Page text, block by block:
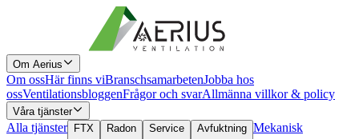
Om Aerius
Om ossHär finns viBranschsamarbetenJobba hos
ossVentilationsbloggenFrågor och svarAllmänna villkor & policy
Våra tjänster
Alla tjänster FTX Radon Service Avfuktning Mekanisk